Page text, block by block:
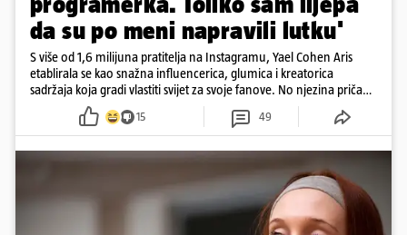
da su po meni napravili lutku'
S više od 1,6 milijuna pratitelja na Instagramu, Yael Cohen Aris
etablirala se kao snažna influencerica, glumica i kreatorica
sadržaja koja gradi vlastiti svijet za svoje fanove. No njezina priča
pokazuje da online slava dolazi i s neočekivanim izazovima
15 49